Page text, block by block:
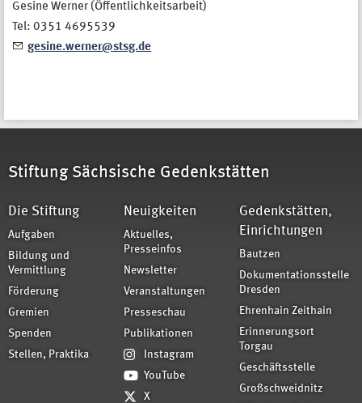
Gesine Werner (Öffentlichkeitsarbeit)
Tel: 0351 4695539
gesine.werner@stsg.de
Stiftung Sächsische Gedenkstätten
Die Stiftung
Aufgaben
Bildung und
Vermittlung
Förderung
Gremien
Spenden
Stellen, Praktika
Neuigkeiten
Aktuelles,
Presseinfos
Newsletter
Veranstaltungen
Presseschau
Publikationen
Instagram
YouTube
X
Gedenkstätten,
Einrichtungen
Bautzen
Dokumentationsstelle
Dresden
Ehrenhain Zeithain
Erinnerungsort
Torgau
Geschäftsstelle
Großschweidnitz